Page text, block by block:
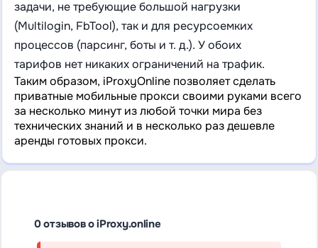
задачи, не требующие большой нагрузки
(Multilogin, FbTool), так и для ресурсоемких
процессов (парсинг, боты и т. д.). У обоих
тарифов нет никаких ограничений на трафик.
Таким образом, iProxyOnline позволяет сделать
приватные мобильные прокси своими руками всего
за несколько минут из любой точки мира без
технических знаний и в несколько раз дешевле
аренды готовых прокси.
0 отзывов о iProxy.online